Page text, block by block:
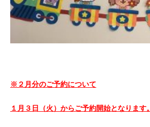
※２月分のご予約について
１月３日（火）からご予約開始となります。